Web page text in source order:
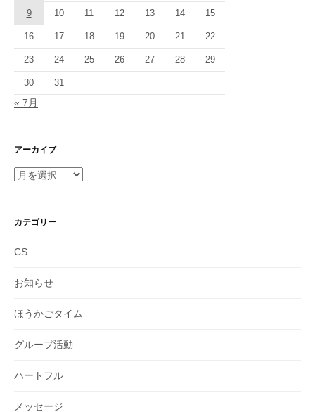
9 10 11 12 13 14 15
16 17 18 19 20 21 22
23 24 25 26 27 28 29
30 31
« 7月
アーカイブ
ア
イ
カテゴリー
CS
お知らせ
ほうかごタイム
グループ活動
ハートフル
メッセージ